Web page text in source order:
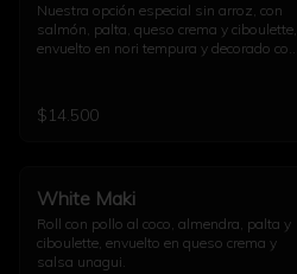
Nuestra opción especial sin arroz, con
salmón, palta, queso crema y ciboulette,
envuelto en nori tempura y decorado con
$14.500
White Maki
Roll con pollo al coco, almendra, palta y
ciboulette, envuelto en queso crema y
salsa unagui.